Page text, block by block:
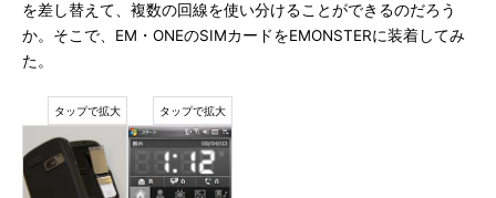
を差し替えて、複数の回線を使い分けることができるのだろう
か。そこで、EM・ONEのSIMカードをEMONSTERに装着してみ
た。